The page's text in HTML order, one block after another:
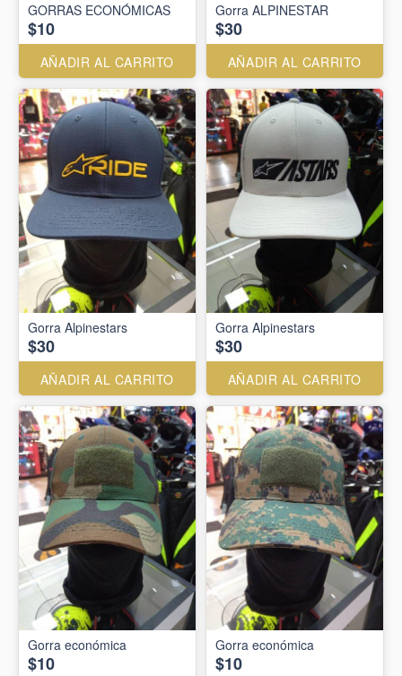
GORRAS ECONÓMICAS
$10
AÑADIR AL CARRITO
Gorra ALPINESTAR
$30
AÑADIR AL CARRITO
Gorra Alpinestars
$30
AÑADIR AL CARRITO
Gorra Alpinestars
$30
AÑADIR AL CARRITO
Gorra económica
$10
Gorra económica
$10